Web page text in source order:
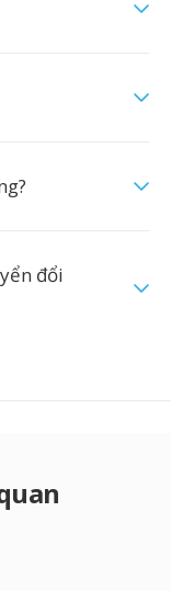
đổi